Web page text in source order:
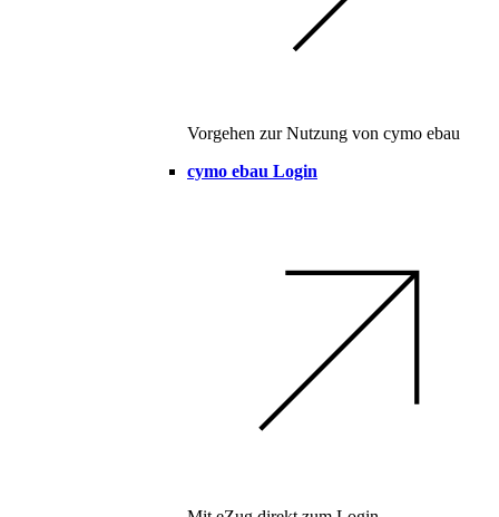
Vorgehen zur Nutzung von cymo ebau
cymo ebau Login